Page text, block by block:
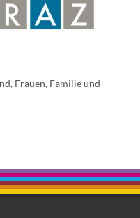
Frauen, Familie und